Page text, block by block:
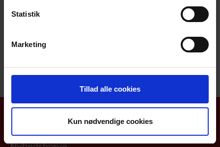
Statistik
Marketing
Tillad alle cookies
Kun nødvendige cookies
Aktiviteter